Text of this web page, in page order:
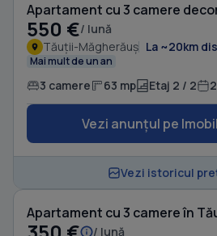
550 €/ lună
Tăuții-Măgherăuș La ~20km
Mai mult de un an
3 camere 63 mp Etaj 2 / 2
Vezi anunțul pe
Vezi istoricul
Apartament cu 3 camere în
/ lună